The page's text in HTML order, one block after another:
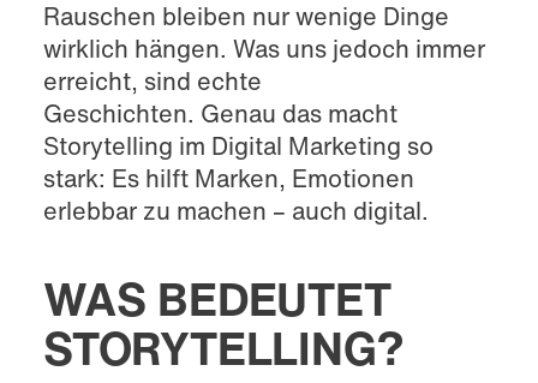
Rauschen bleiben nur wenige Dinge
wirklich hängen. Was uns jedoch immer
erreicht, sind echte
Geschichten. Genau das macht
Storytelling im Digital Marketing so
stark: Es hilft Marken, Emotionen
erlebbar zu machen – auch digital.
WAS BEDEUTET
STORYTELLING?